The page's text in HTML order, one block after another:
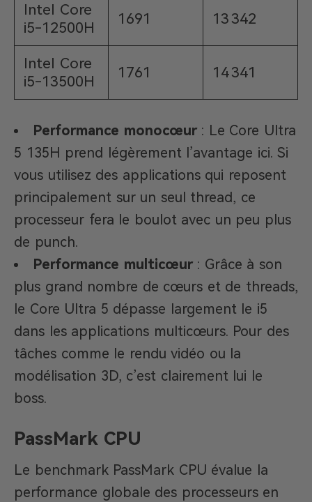
Intel Core
i5-12500H
1691 13 342
Intel Core
i5-13500H
1761 14 341
Performance monocœur: Le Core Ultra
5 135H prend légèrement l’avantage ici. Si
vous utilisez des applications qui reposent
principalement sur un seul thread, ce
processeur fera le boulot avec un peu plus
de punch.
Performance multicœur: Grâce à son
plus grand nombre de cœurs et de threads,
le Core Ultra 5 dépasse largement le i5
dans les applications multicœurs. Pour des
tâches comme le rendu vidéo ou la
modélisation 3D, c’est clairement lui le
boss.
PassMark CPU
Le benchmark PassMark CPU évalue la
performance globale des processeurs en